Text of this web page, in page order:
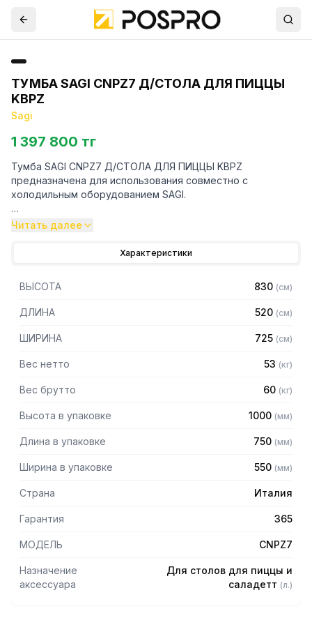
ТУМБА SAGI CNPZ7 Д/СТОЛА ДЛЯ ПИЦЦЫ
KBPZ
Sagi
1 397 800 тг
Тумба SAGI CNPZ7 Д/СТОЛА ДЛЯ ПИЦЦЫ KBPZ
предназначена для использования совместно с
холодильным оборудованием SAGI.
Особенности:
- Тумба изготовлена из нержавеющей стали 18/10
Для уточнения совместимости аксессуаров с
оборудованием просим обратиться к вашим менеджерам.
Читать далее
Характеристики
ВЫСОТА 830 (см)
ДЛИНА 520 (см)
ШИРИНА 725 (см)
Вес нетто 53 (кг)
Вес брутто 60 (кг)
Высота в упаковке 1000 (мм)
Длина в упаковке 750 (мм)
Ширина в упаковке 550 (мм)
Страна Италия
Гарантия 365
МОДЕЛЬ CNPZ7
Назначение
аксессуара
Для столов для пиццы и
саладетт (л.)